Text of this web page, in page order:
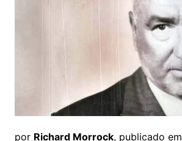
por Richard Morrock, publicado em